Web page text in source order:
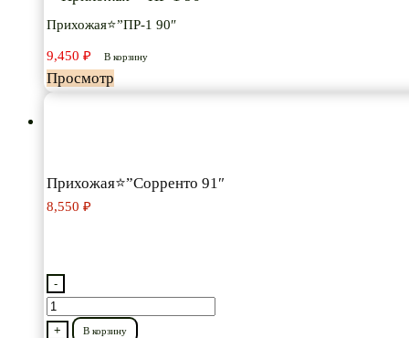
Прихожая⭐”ПР-1 90″
9,450 ₽ В корзину
Просмотр
Прихожая⭐”Сорренто 91″
8,550 ₽
-
Количество
товара
+ В корзину